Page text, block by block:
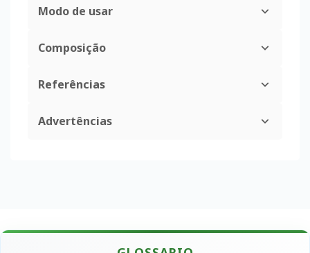
Modo de usar
Composição
Referências
Advertências